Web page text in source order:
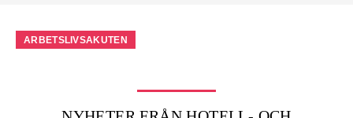
ARBETSLIVSAKUTEN